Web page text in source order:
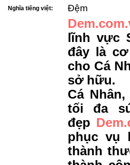
Nghĩa tiếng việt: Đệm
lĩnh vực
đây là
cho Cá
sở hữu.
Cá
tối đa
đẹp
phục vụ
thành